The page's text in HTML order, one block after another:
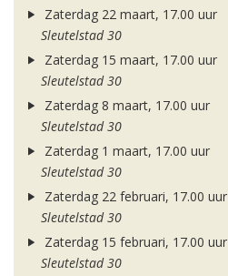
Zaterdag 22 maart, 17.00 uur
Sleutelstad 30
Zaterdag 15 maart, 17.00 uur
Sleutelstad 30
Zaterdag 8 maart, 17.00 uur
Sleutelstad 30
Zaterdag 1 maart, 17.00 uur
Sleutelstad 30
Zaterdag 22 februari, 17.00 uur
Sleutelstad 30
Zaterdag 15 februari, 17.00 uur
Sleutelstad 30